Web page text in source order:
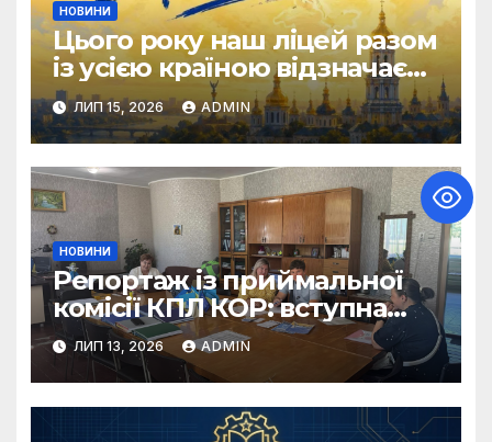
НОВИНИ
Цього року наш ліцей разом
із усією країною відзначає
День Державності України!
ЛИП 15, 2026 ADMIN
НОВИНИ
Репортаж із приймальної
комісії КПЛ КОР: вступна
кампанія 2026 у самому
розпалі!
ЛИП 13, 2026 ADMIN